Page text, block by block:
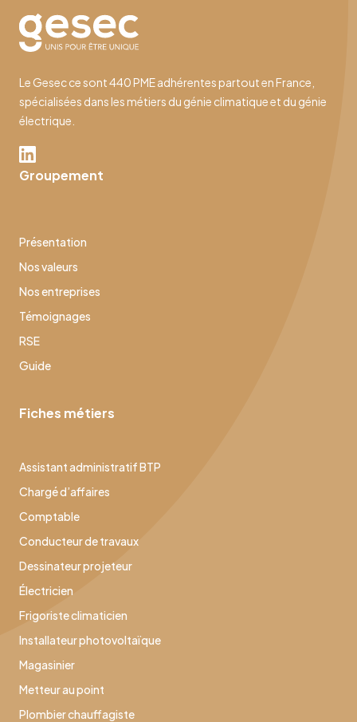
Le Gesec ce sont 440 PME adhérentes partout en France,
spécialisées dans les métiers du génie climatique et du génie
électrique.
Groupement
Présentation
Nos valeurs
Nos entreprises
Témoignages
RSE
Guide
Fiches métiers
Assistant administratif BTP
Chargé d’affaires
Comptable
Conducteur de travaux
Dessinateur projeteur
Électricien
Frigoriste climaticien
Installateur photovoltaïque
Magasinier
Metteur au point
Plombier chauffagiste